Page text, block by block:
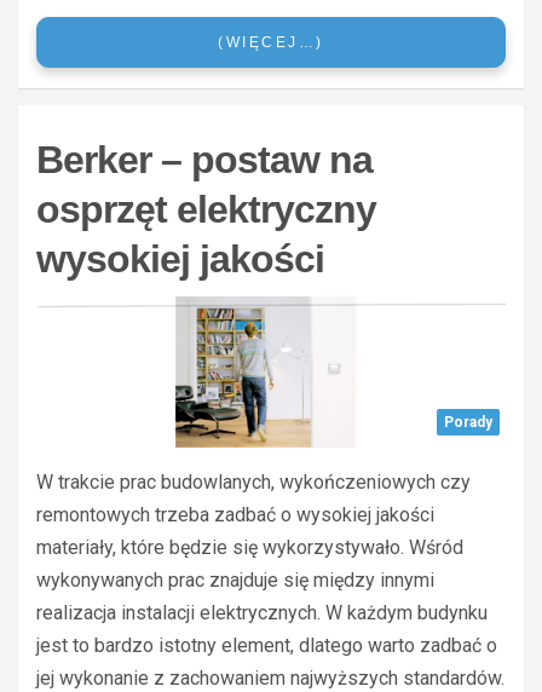
(WIĘCEJ…)
Berker – postaw na
osprzęt elektryczny
wysokiej jakości
Porady
W trakcie prac budowlanych, wykończeniowych czy
remontowych trzeba zadbać o wysokiej jakości
materiały, które będzie się wykorzystywało. Wśród
wykonywanych prac znajduje się między innymi
realizacja instalacji elektrycznych. W każdym budynku
jest to bardzo istotny element, dlatego warto zadbać o
jej wykonanie z zachowaniem najwyższych standardów.